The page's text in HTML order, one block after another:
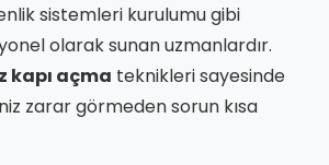
sistemleri kurulumu gibi
olarak sunan uzmanlardır.
kapı açma teknikleri sayesinde
zarar görmeden sorun kısa